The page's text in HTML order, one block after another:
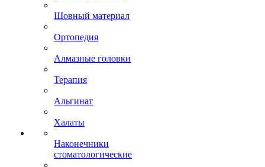
Шовный материал
Ортопедия
Алмазные головки
Терапия
Альгинат
Халаты
Наконечники
стоматологические